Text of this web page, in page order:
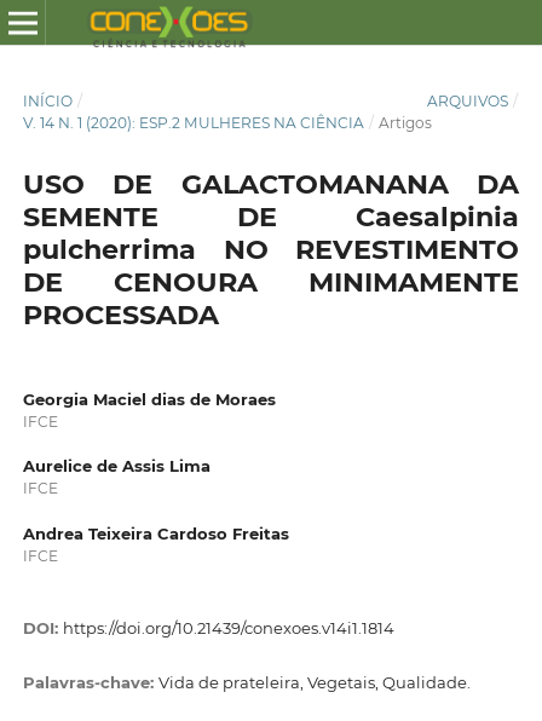
INÍCIO / ARQUIVOS /
V. 14 N. 1 (2020): ESP.2 MULHERES NA CIÊNCIA / Artigos
USO DE GALACTOMANANA DA
SEMENTE DE Caesalpinia
pulcherrima NO REVESTIMENTO
DE CENOURA MINIMAMENTE
PROCESSADA
Georgia Maciel dias de Moraes
IFCE
Aurelice de Assis Lima
IFCE
Andrea Teixeira Cardoso Freitas
IFCE
DOI: https://doi.org/10.21439/conexoes.v14i1.1814
Palavras-chave: Vida de prateleira, Vegetais, Qualidade.